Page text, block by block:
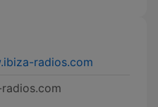
radios.com